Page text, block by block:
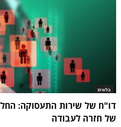
בלוגים
דו"ח של שירות התעסוקה:
של חזרה לעבודה